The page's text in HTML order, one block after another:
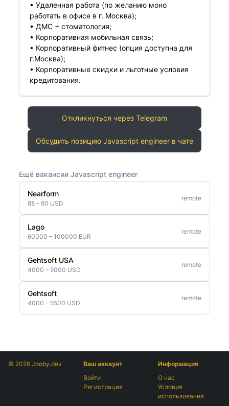
• Удаленная работа (по желанию моно
работать в офисе в г. Москва);
• ДМС + стоматология;
• Корпоративная мобильная связь;
• Корпоративный фитнес (опция доступна для
г.Москва);
• Корпоративные скидки и льготные условия
кредитования.
Откликнуться через Telegram
Обсудить позицию Javascript engineer в чате
Ещё вакансии Javascript engineer
Nearform
88 – 90 USD
remote
Lago
60000 – 100000 EUR
remote
Gehtsoft USA
4000 – 5000 USD
remote
Gehtsoft
4000 – 5500 USD
remote
© 2026 Jooby.dev
Ваш аккаунт
Войти
Регистрация
Информация
О нас
Условия
использования